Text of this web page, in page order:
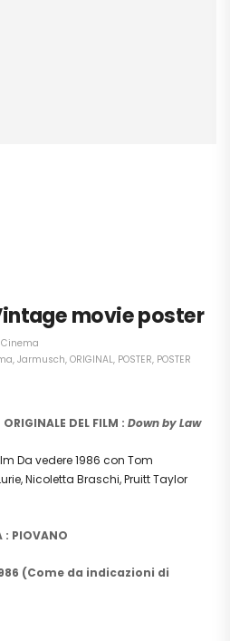
movie poster
Cinema
, Jarmusch, ORIGINAL, POSTER, POSTER
DEL FILM : Down by Law
Da vedere 1986 con Tom
,Nicoletta Braschi,Pruitt Taylor
: PIOVANO
(Come da indicazioni di